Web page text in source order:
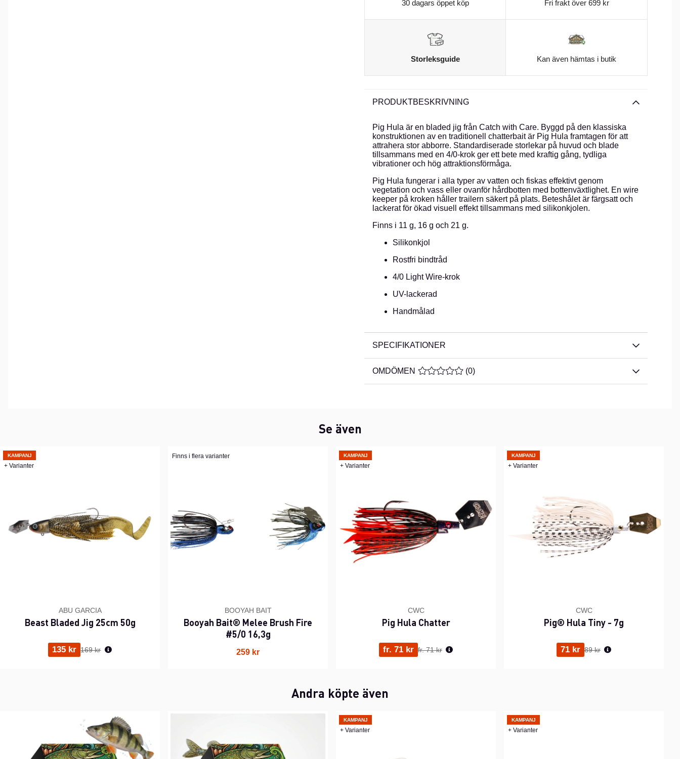
30 dagars öppet köp Fri frakt över 699 kr
Storleksguide Kan även hämtas i butik
PRODUKTBESKRIVNING
Pig Hula är en bladed jig från Catch with Care. Byggd på den klassiska
konstruktionen av en traditionell chatterbait är Pig Hula framtagen för att
attrahera stor abborre. Standardiserade storlekar på huvud och blade
tillsammans med en 4/0-krok ger ett bete med kraftig gång, tydliga
vibrationer och hög attraktionsförmåga.
Pig Hula fungerar i alla typer av vatten och fiskas effektivt genom
vegetation och vass eller ovanför hårdbotten med bottenväxtlighet. En wire
keeper på kroken håller trailern säkert på plats. Beteshålet är färgsatt och
lackerat för ökad visuell effekt tillsammans med silikonkjolen.
Finns i 11 g, 16 g och 21 g.
Silikonkjol
Rostfri bindtråd
4/0 Light Wire-krok
UV-lackerad
Handmålad
SPECIFIKATIONER
OMDÖMEN MEDELBETYG 0 AV 5 ANTAL BETYG 0
(0)
Se även
KAMPANJ
+ Varianter
ABU GARCIA
Beast Bladed Jig 25cm 50g
135 kr Ordinarie pris:
169 kr
Finns i flera varianter
BOOYAH BAIT
Booyah Bait® Melee Brush Fire
#5/0 16,3g
259 kr
KAMPANJ
+ Varianter
CWC
Pig Hula Chatter
fr. 71 kr Ordinarie pris:
fr. 71 kr
KAMPANJ
+ Varianter
CWC
Pig® Hula Tiny - 7g
71 kr Ordinarie pris:
89 kr
Andra köpte även
KAMPANJ
+ Varianter
KAMPANJ
+ Varianter